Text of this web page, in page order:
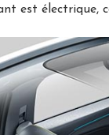
est électrique,